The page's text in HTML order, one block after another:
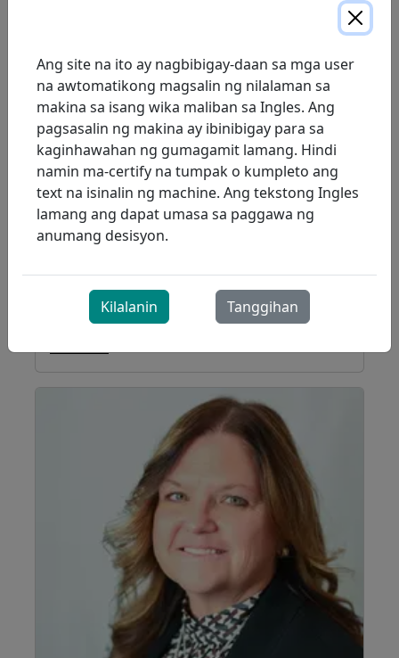
Nangunguna sa Pag-aalaga ng Korporasyon
sa Virtual at Klinikal na Practice
Ang site na ito ay nagbibigay-daan sa mga user
na awtomatikong magsalin ng nilalaman sa
makina sa isang wika maliban sa Ingles. Ang
pagsasalin ng makina ay ibinibigay para sa
kaginhawahan ng gumagamit lamang. Hindi
namin ma-certify na tumpak o kumpleto ang
text na isinalin ng machine. Ang tekstong Ingles
lamang ang dapat umasa sa paggawa ng
anumang desisyon.
Kilalanin Tanggihan